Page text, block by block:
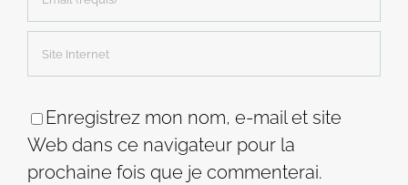
Enregistrez mon nom, e-mail et site
Web dans ce navigateur pour la
prochaine fois que je commenterai.